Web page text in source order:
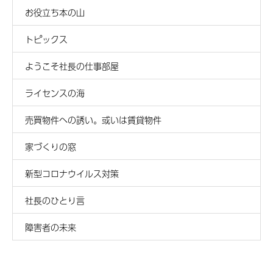
お役立ち本の山
トピックス
ようこそ社長の仕事部屋
ライセンスの海
売買物件への誘い。或いは賃貸物件
家づくりの窓
新型コロナウイルス対策
社長のひとり言
障害者の未来